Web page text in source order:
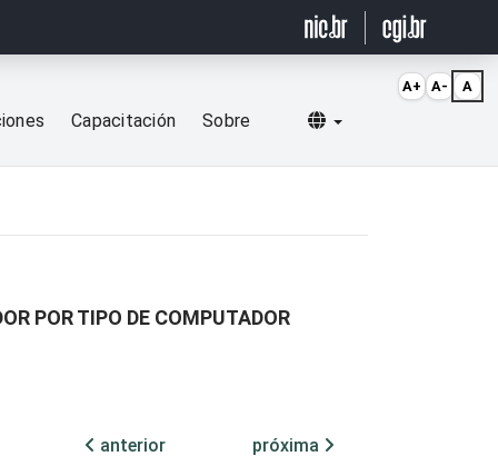
Capacitación Sobre Selecionar idioma
POR TIPO DE COMPUTADOR
anterior
próxima
A+ A- A